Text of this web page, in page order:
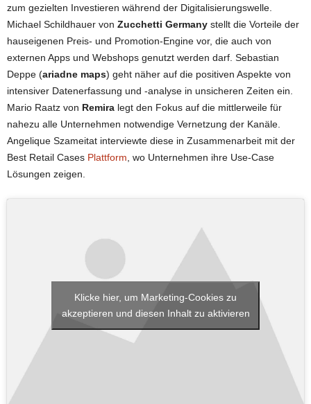
zum gezielten Investieren während der Digitalisierungswelle.
Michael Schildhauer von Zucchetti Germany stellt die Vorteile der
hauseigenen Preis- und Promotion-Engine vor, die auch von
externen Apps und Webshops genutzt werden darf. Sebastian
Deppe (ariadne maps) geht näher auf die positiven Aspekte von
intensiver Datenerfassung und -analyse in unsicheren Zeiten ein.
Mario Raatz von Remira legt den Fokus auf die mittlerweile für
nahezu alle Unternehmen notwendige Vernetzung der Kanäle.
Angelique Szameitat interviewte diese in Zusammenarbeit mit der
Best Retail Cases Plattform , wo Unternehmen ihre Use-Case
Lösungen zeigen.
Klicke hier, um Marketing-Cookies zu
akzeptieren und diesen Inhalt zu aktivieren